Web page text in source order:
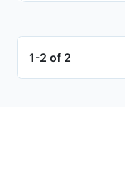
1-2 of 2